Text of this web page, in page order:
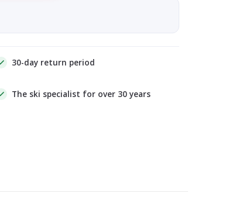
30-day return period
The ski specialist for over 30 years